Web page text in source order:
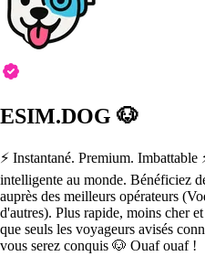
ESIM.DOG 🐶
⚡️ Instantané. Premium. Imbattable
intelligente au monde. Bénéficiez
auprès des meilleurs opérateurs
d'autres). Plus rapide, moins cher
que seuls les voyageurs avisés
vous serez conquis 🐶 Ouaf ouaf !